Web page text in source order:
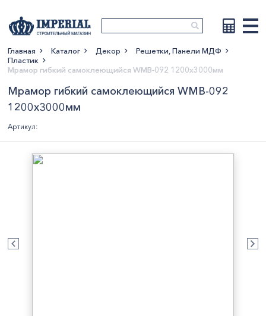
Показать больше
Главная Каталог Декор
Решетки, Панели МДФ
Пластик
Мрамор гибкий самоклеющийся WMB-092 1200х3000мм
Мрамор гибкий самоклеющийся WMB-092
1200х3000мм
Артикул: